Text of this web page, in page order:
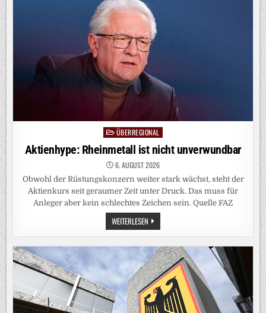
KI
GAR
NICHT
PostedÜBERREGIONAL
Aktienhype: Rheinmetall ist nicht unverwundbar
6. AUGUST 2026
Obwohl der Rüstungskonzern weiter stark wächst, steht der
Aktienkurs seit geraumer Zeit unter Druck. Das muss für
Anleger aber kein schlechtes Zeichen sein. Quelle FAZ
WEITERLESEN AKTIENHYPE:
RHEINMETALL
IST
NICHT
UNVERWUNDBAR